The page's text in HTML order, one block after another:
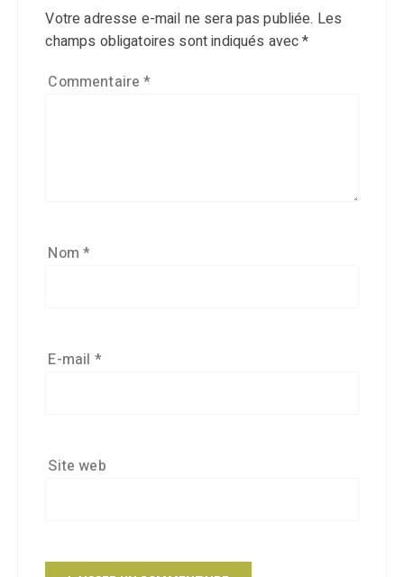
Votre adresse e-mail ne sera pas publiée. Les
champs obligatoires sont indiqués avec*
Commentaire*
Nom*
E-mail *
Site web